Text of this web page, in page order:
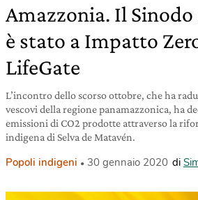
Amazzonia. Il Sinodo
è stato a Impatto
LifeGate
L’incontro dello scorso ottobre, che ha
vescovi della regione panamazzonica, ha
emissioni di CO2 prodotte attraverso la
indigena di Selva de Matavén.
Popoli indigeni 30 gennaio 2020 di